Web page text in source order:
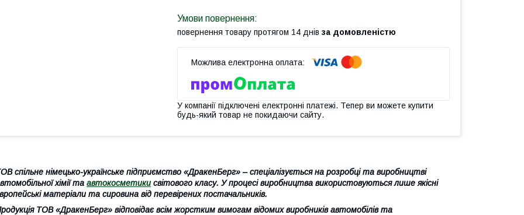
повернення товару протягом 14 днів за домовленістю
У компанії підключені електронні платежі. Тепер ви можете купити
будь-який товар не покидаючи сайту.
спільне німецько-українське підприємство «ДракенБерг» – спеціалізується на розробці та виробництві
хімії та автокосметики світового класу. У процесі виробництва використовуються лише якісні
матеріали та сировина від перевірених постачальників.
ТОВ «ДракенБерг» відповідає всім жорстким вимогам відомих виробників автомобілів та